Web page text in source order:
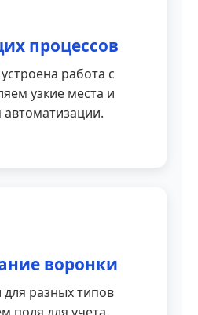
процессов
работа с
узкие места и
воронки
разных типов